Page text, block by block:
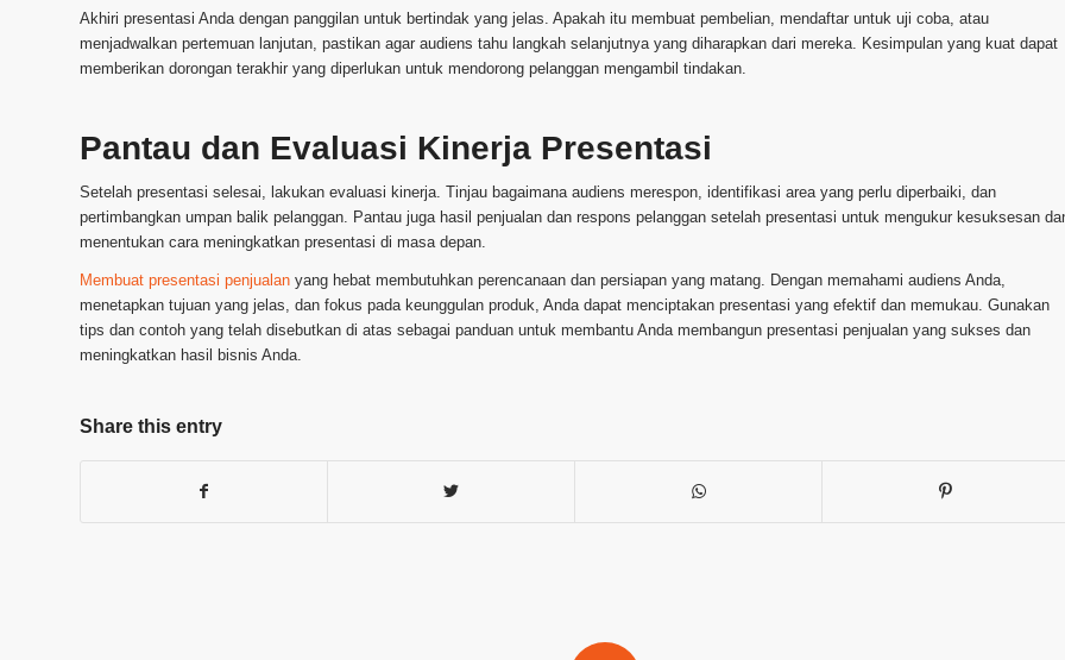
Akhiri presentasi Anda dengan panggilan untuk bertindak yang jelas. Apakah itu membuat pembelian, mendaftar untuk uji coba, atau
menjadwalkan pertemuan lanjutan, pastikan agar audiens tahu langkah selanjutnya yang diharapkan dari mereka. Kesimpulan yang kuat dapat
memberikan dorongan terakhir yang diperlukan untuk mendorong pelanggan mengambil tindakan.
Pantau dan Evaluasi Kinerja Presentasi
Setelah presentasi selesai, lakukan evaluasi kinerja. Tinjau bagaimana audiens merespon, identifikasi area yang perlu diperbaiki, dan
pertimbangkan umpan balik pelanggan. Pantau juga hasil penjualan dan respons pelanggan setelah presentasi untuk mengukur kesuksesan
menentukan cara meningkatkan presentasi di masa depan.
Membuat presentasi penjualan yang hebat membutuhkan perencanaan dan persiapan yang matang. Dengan memahami audiens Anda,
menetapkan tujuan yang jelas, dan fokus pada keunggulan produk, Anda dapat menciptakan presentasi yang efektif dan memukau. Gunakan
tips dan contoh yang telah disebutkan di atas sebagai panduan untuk membantu Anda membangun presentasi penjualan yang sukses dan
meningkatkan hasil bisnis Anda.
Share this entry